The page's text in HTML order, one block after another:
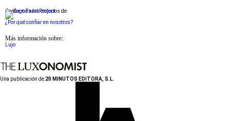
Conforme a los criterios de
¿Por qué confiar en nosotros?
Más información sobre:
Lujo
Una publicación de:20 MINUTOS EDITORA, S.L.